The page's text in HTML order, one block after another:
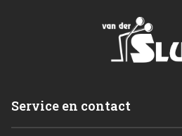
Service en contact